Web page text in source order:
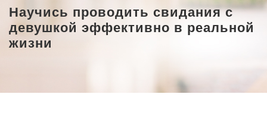
Научись проводить свидания с
девушкой эффективно в реальной
жизни